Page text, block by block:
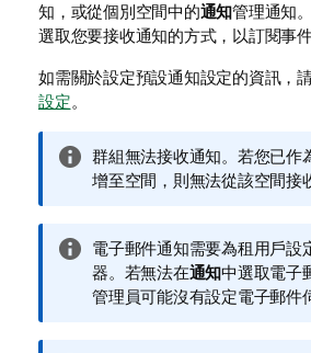
知，或從個別空間中的通知管理通知
選取您要接收通知的方式，以訂閱事件
如需關於設定預設通知設定的資訊，
設定。
資
訊
群組無法接收通知。若您已作
增至空間，則無法從該空間接
資
訊
備
電子郵件通知需要為租用戶設
器。若無法在通知中選取電子
管理員可能沒有設定電子郵件